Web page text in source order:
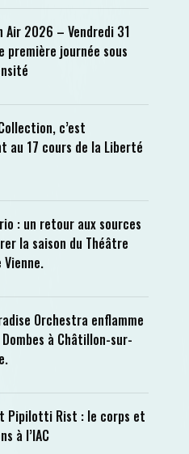
Air 2026 – Vendredi 31
première journée sous
c’est
au 17 cours de la Liberté
: un retour aux sources
la saison du Théâtre
Orchestra enflamme
Dombes à Châtillon-sur-
Pipilotti Rist : le corps et
à l’IAC